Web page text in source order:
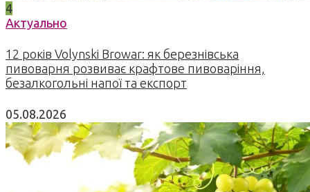
4
Актуально
12 років Volynski Browar: як березнівська
пивоварня розвиває крафтове пивоваріння,
безалкогольні напої та експорт
05.08.2026